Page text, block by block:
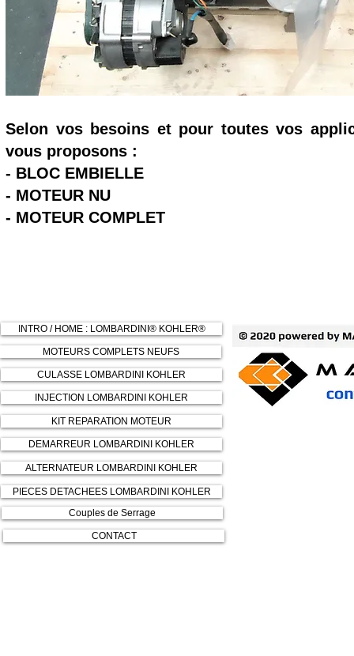
Selon vos besoins et pour toutes vos
vous proposons :
- BLOC EMBIELLE
- MOTEUR NU
- MOTEUR COMPLET
INTRO / HOME : LOMBARDINI® KOHLER®
MOTEURS COMPLETS NEUFS
CULASSE LOMBARDINI KOHLER
INJECTION LOMBARDINI KOHLER
KIT REPARATION MOTEUR
DEMARREUR LOMBARDINI KOHLER
ALTERNATEUR LOMBARDINI KOHLER
PIECES DETACHEES LOMBARDINI KOHLER
Couples de Serrage
CONTACT